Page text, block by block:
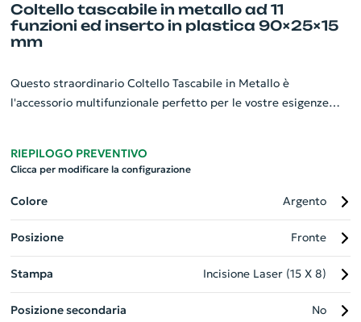
Coltello tascabile in metallo ad 11
funzioni ed inserto in plastica 90×25×15
mm
Questo straordinario Coltello Tascabile in Metallo è
l'accessorio multifunzionale perfetto per le vostre esigenze
plastica rende il coltello resistente e facile da maneggiare,
il trasporto. Personalizzato con il logo della tua azienda,
questo gadget diventa uno strumento notevole per la
promozione del tuo brand, dimostrando attenzione ai dettagli
e cura dei tuoi clienti o dipendenti.
RIEPILOGO PREVENTIVO
Clicca per modificare la configurazione
Colore Argento
Posizione Fronte
Stampa Incisione Laser (15 X 8)
Posizione secondaria No